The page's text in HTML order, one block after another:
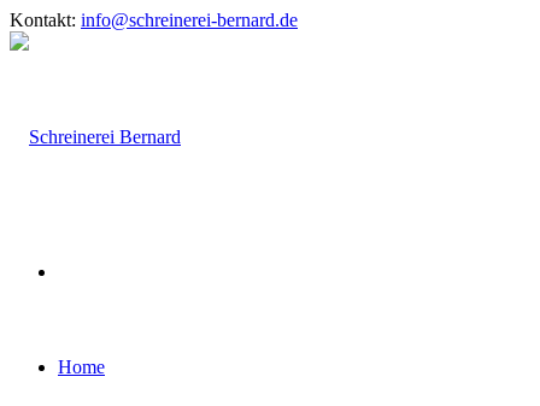
Kontakt: info@schreinerei-bernard.de
Home